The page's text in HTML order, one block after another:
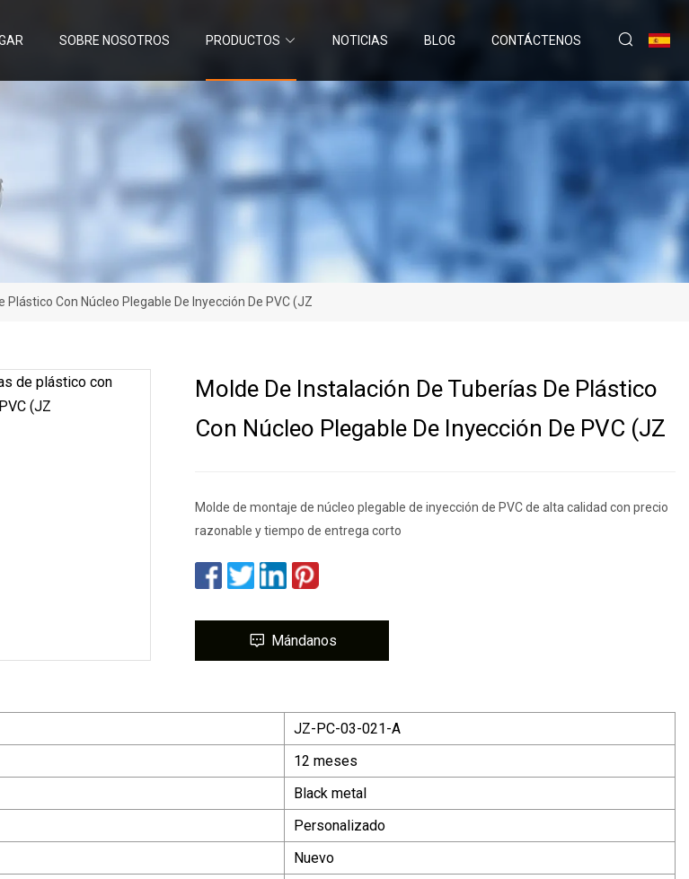
SOBRE NOSOTROS PRODUCTOS NOTICIAS BLOG CONTÁCTENOS
Plástico Con Núcleo Plegable De Inyección De PVC (JZ
Molde De Instalación De Tuberías De Plástico
Con Núcleo Plegable De Inyección De PVC (JZ
Molde de montaje de núcleo plegable de inyección de PVC de alta calidad con precio
razonable y tiempo de entrega corto
Mándanos
JZ-PC-03-021-A
12 meses
Black metal
Personalizado
Nuevo